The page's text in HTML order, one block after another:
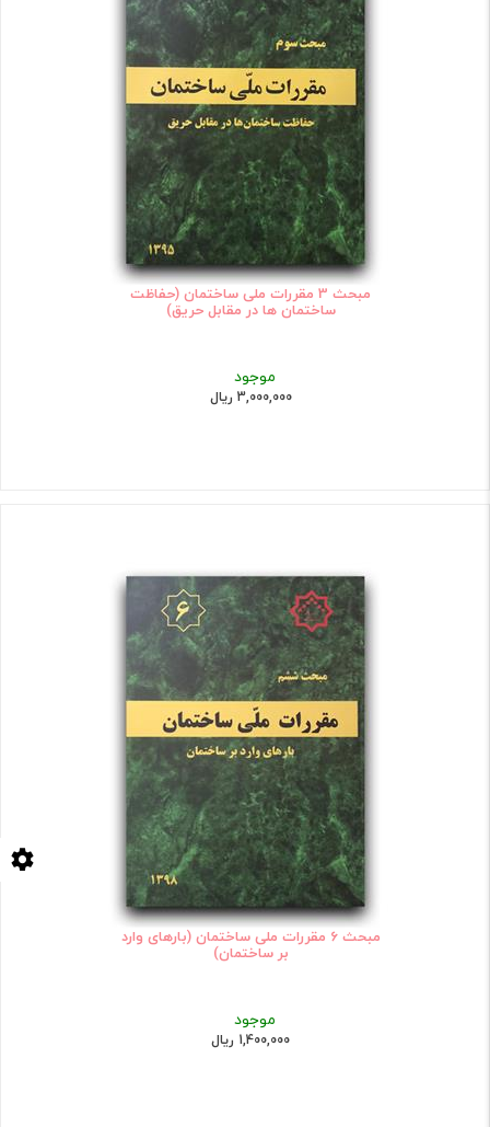
مبحث 3 مقررات ملی ساختمان (حفاظت
ساختمان ها در مقابل حریق)
موجود
3,000,000 ریال
مبحث 6 مقررات ملی ساختمان (بارهای وارد
بر ساختمان)
موجود
1,400,000 ریال